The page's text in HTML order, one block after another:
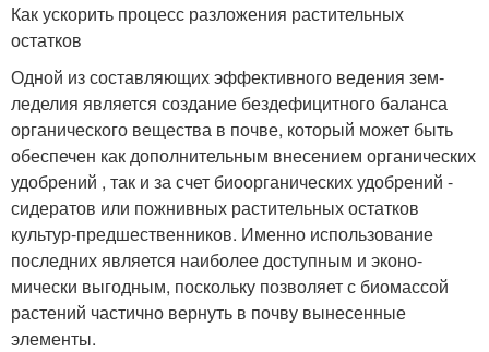
Как ускорить процесс разложения растительных
остатков
Одной из составля­ющих эффектив­ного ведения зем­
леделия является создание бездефицитного баланса
органического веще­ства в почве, который может быть
обеспечен как дополни­тельным внесением органи­ческих
удобрений , так и за счет биоорганических удо­брений -
сидератов или пожнивных растительных остатков
культур-предшественников. Именно исполь­зование
последних является наиболее доступным и эконо­
мически выгодным, посколь­ку позволяет с биомассой
растений частично вернуть в почву вынесенные
элементы.